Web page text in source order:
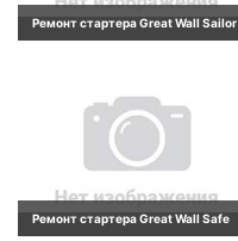
Ремонт стартера Great Wall Sailor
Ремонт стартера Great Wall Safe